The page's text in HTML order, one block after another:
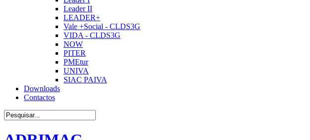
Leader II
LEADER+
Vale +Social - CLDS3G
VIDA - CLDS3G
NOW
PITER
PMEtur
UNIVA
SIAC PAIVA
Downloads
Contactos